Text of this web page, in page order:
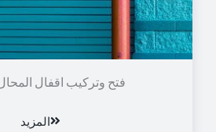
فتح وتركيب اقفال المحال
المزيد